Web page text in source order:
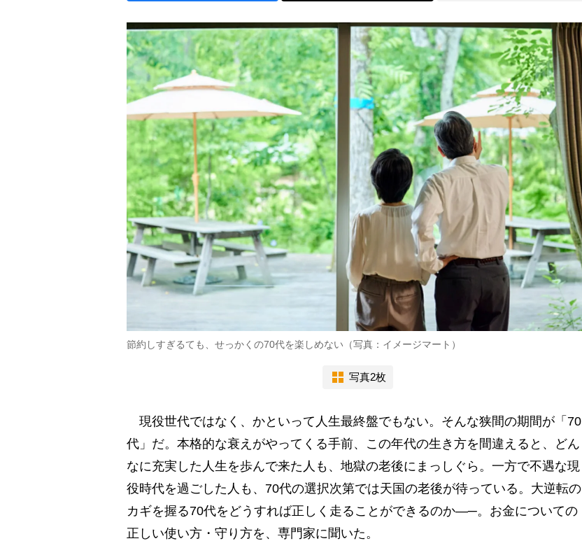
節約しすぎるても、せっかくの70代を楽しめない（写真：イメージマート）
写真2枚
現役世代ではなく、かといって人生最終盤でもない。そんな狭間の期間が「70
代」だ。本格的な衰えがやってくる手前、この年代の生き方を間違えると、どん
なに充実した人生を歩んで来た人も、地獄の老後にまっしぐら。一方で不遇な現
役時代を過ごした人も、70代の選択次第では天国の老後が待っている。大逆転の
カギを握る70代をどうすれば正しく走ることができるのか―─。お金についての
正しい使い方・守り方を、専門家に聞いた。